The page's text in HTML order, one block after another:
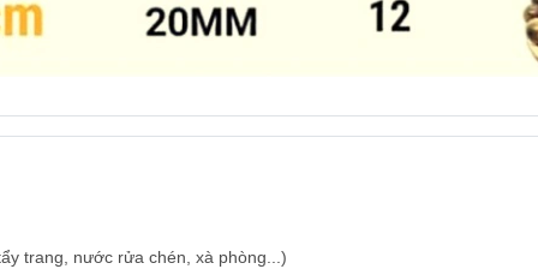
trang, nước rửa chén, xà phòng...)